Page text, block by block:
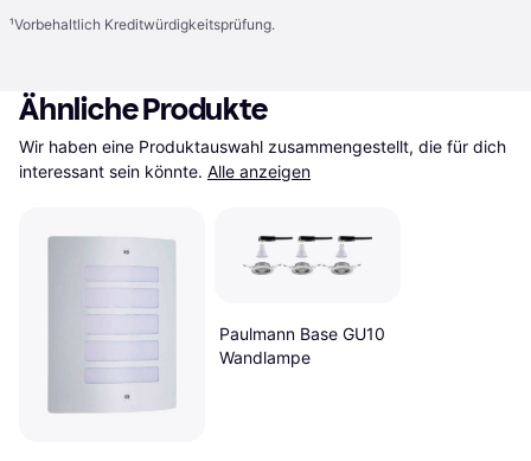
¹Vorbehaltlich Kreditwürdigkeitsprüfung.
Ähnliche Produkte
Wir haben eine Produktauswahl zusammengestellt, die für dich
interessant sein könnte. Alle anzeigen
Paulmann Base GU10
Wandlampe